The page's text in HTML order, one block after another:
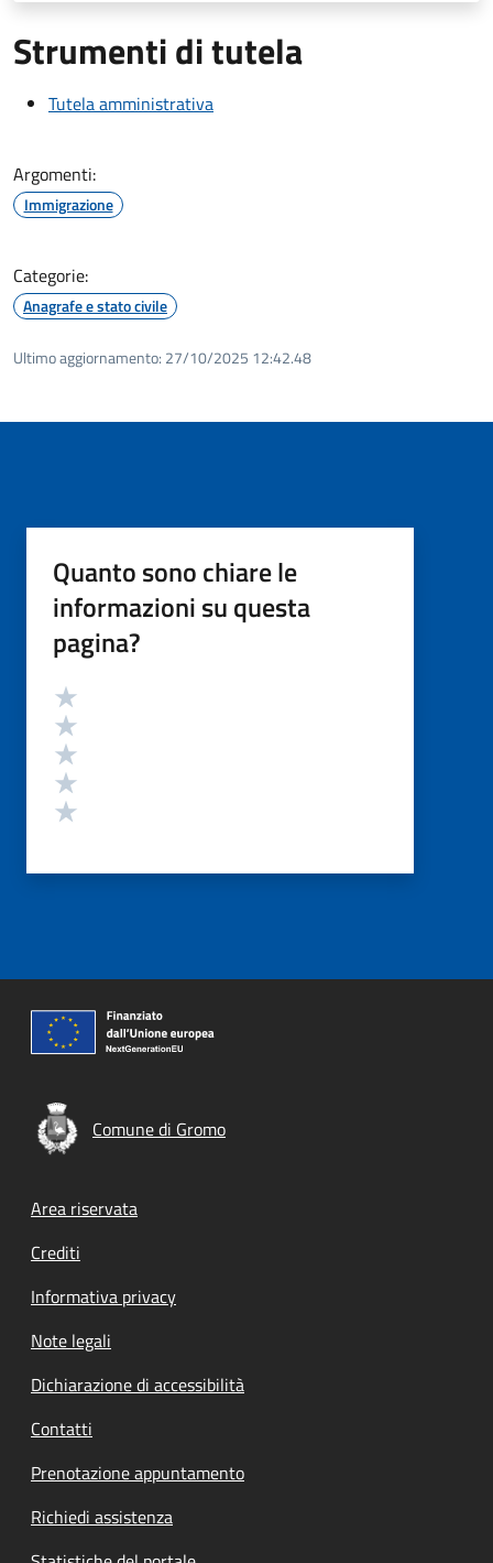
Strumenti di tutela
Tutela amministrativa
Argomenti:
Immigrazione
Categorie:
Anagrafe e stato civile
Ultimo aggiornamento: 27/10/2025 12:42.48
Quanto sono chiare le
informazioni su questa
pagina?
Valutazione
Comune di Gromo
Footer menu
Area riservata
Crediti
Informativa privacy
Note legali
Dichiarazione di accessibilità
Contatti
Prenotazione appuntamento
Richiedi assistenza